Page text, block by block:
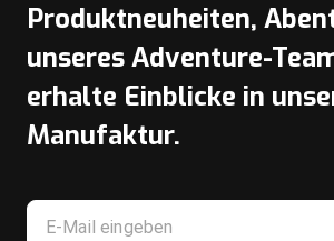
Produktneuheiten,
unseres Adventure-
erhalte Einblicke in
Manufaktur.